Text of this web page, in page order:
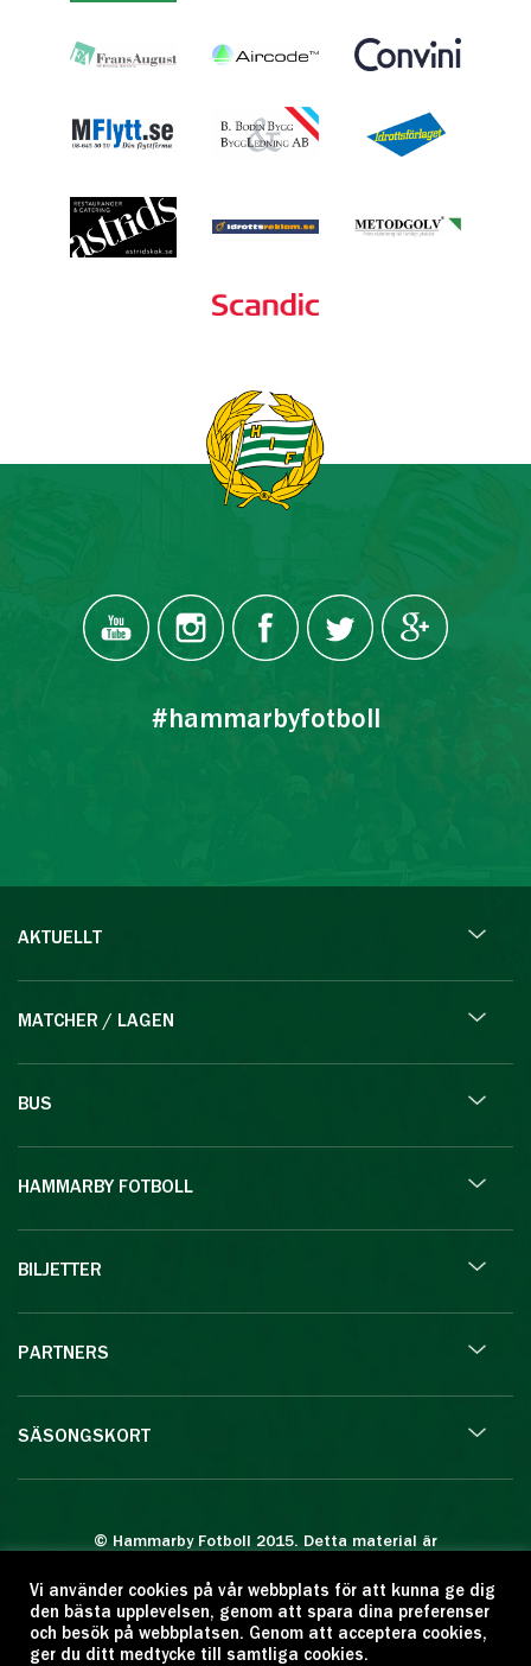
#hammarbyfotboll
AKTUELLT
MATCHER / LAGEN
BUS
HAMMARBY FOTBOLL
BILJETTER
PARTNERS
SÄSONGSKORT
© Hammarby Fotboll 2015. Detta material är
Eftertryck eller annan kopiering är förbjuden.
Citera oss gärna men ange källan:
www.hammarbyfotboll.se. Ansvarig utgivare:
Vi använder cookies på vår webbplats för att kunna ge dig
den bästa upplevelsen, genom att spara dina preferenser
och besök på webbplatsen. Genom att acceptera cookies,
ger du ditt medtycke till samtliga cookies.